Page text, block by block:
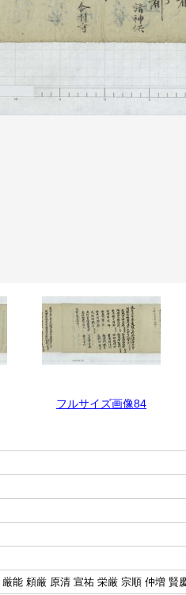
フルサイズ画像84
能 頼厳 原清 宣祐 栄厳 宗順 仲増 賢